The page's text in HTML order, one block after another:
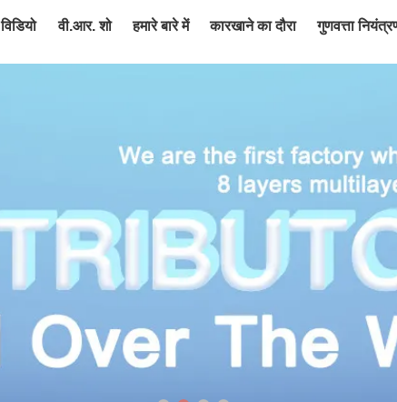
विडियो वी.आर. शो हमारे बारे में कारखाने का दौरा गुणवत्ता